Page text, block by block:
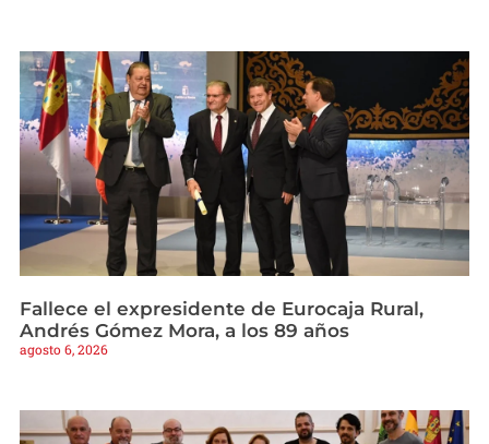
Fallece el expresidente de Eurocaja Rural,
Andrés Gómez Mora, a los 89 años
agosto 6, 2026